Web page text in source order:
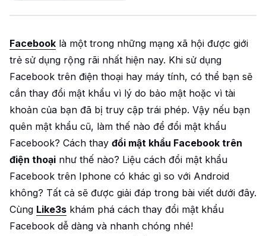
Facebook là một trong những mạng xã hội được giới
trẻ sử dụng rộng rãi nhất hiện nay. Khi sử dụng
Facebook trên điện thoại hay máy tính, có thể bạn sẽ
cần thay đổi mật khẩu vì lý do bảo mật hoặc vì tài
khoản của bạn đã bị truy cập trái phép. Vậy nếu bạn
quên mật khẩu cũ, làm thế nào để đổi mật khẩu
Facebook? Cách thay đổi mật khẩu Facebook trên
điện thoại như thế nào? Liệu cách đổi mật khẩu
Facebook trên Iphone có khác gì so với Android
không? Tất cả sẽ được giải đáp trong bài viết dưới đây.
Cùng Like3s khám phá cách thay đổi mật khẩu
Facebook dễ dàng và nhanh chóng nhé!